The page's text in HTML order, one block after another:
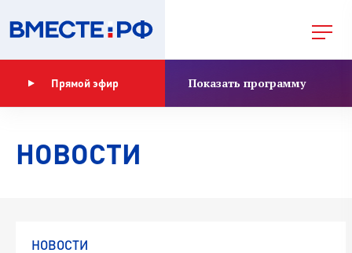
Прямой эфир Показать программу
НОВОСТИ
НОВОСТИ